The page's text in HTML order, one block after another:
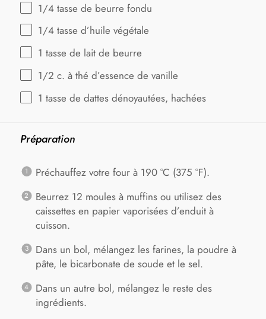
1/4 tasse de beurre fondu
1/4 tasse d’huile végétale
1 tasse de lait de beurre
1/2 c. à thé d’essence de vanille
1 tasse de dattes dénoyautées, hachées
Préparation
Préchauffez votre four à 190 °C (375 °F).
Beurrez 12 moules à muffins ou utilisez des
caissettes en papier vaporisées d’enduit à
cuisson.
Dans un bol, mélangez les farines, la poudre à
pâte, le bicarbonate de soude et le sel.
Dans un autre bol, mélangez le reste des
ingrédients.